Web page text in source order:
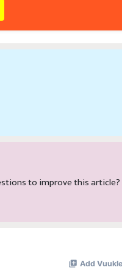
to improve this article?